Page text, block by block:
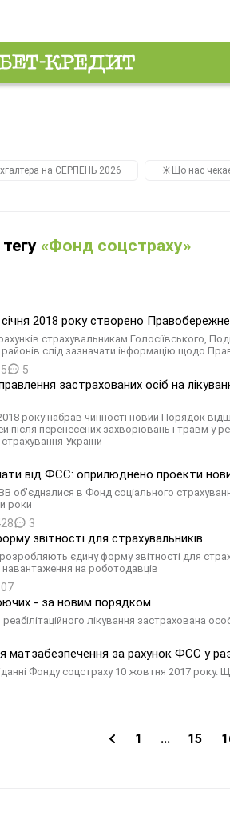
на СЕРПЕНЬ 2026 ☀️Що нас
«Фонд соцстраху»
2018 року створено
страхувальникам Голосіївського,
слід зазначати інформацію щодо
5
застрахованих осіб на
року набрав чинності новий Порядок
після перенесених захворювань і травм у
України
від ФСС: оприлюднено проекти
в Фонд соціального
роки
3
звітності для страхувальників
єдину форму звітності для
на роботодавців
- за новим порядком
лікування застрахована
за рахунок ФСС у разі
Фонду соцстраху 10 жовтня 2017
1 ... 15